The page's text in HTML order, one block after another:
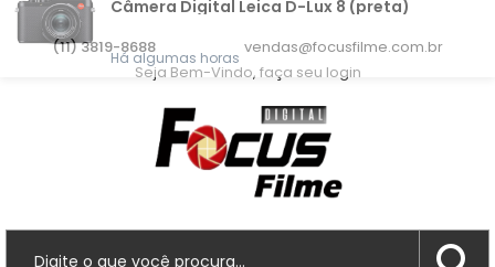
(11) 3819-8688
vendas@focusfilme.com.br
Seja Bem-Vindo, faça seu login
Sergio F.acabou de comprar!
Câmera Digital Leica D-Lux 8 (preta)